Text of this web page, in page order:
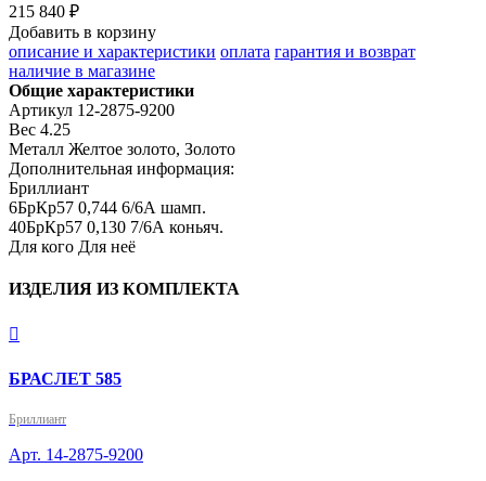
215 840 ₽
Добавить в корзину
описание и характеристики оплата гарантия и возврат
наличие в магазине
Общие характеристики
Артикул 12-2875-9200
Вес 4.25
Металл Желтое золото, Золото
Дополнительная информация:
Бриллиант
6БрКр57 0,744 6/6А шамп.
40БрКр57 0,130 7/6А коньяч.
Для кого Для неё
ИЗДЕЛИЯ ИЗ КОМПЛЕКТА

БРАСЛЕТ 585
Бриллиант
Арт. 14-2875-9200